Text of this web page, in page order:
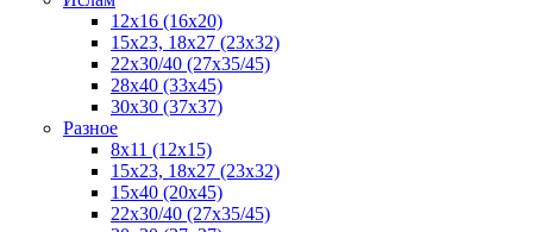
12х16 (16х20)
15x23, 18х27 (23х32)
22х30/40 (27х35/45)
28х40 (33х45)
30x30 (37x37)
Разное
8x11 (12x15)
15x23, 18х27 (23х32)
15x40 (20x45)
22х30/40 (27х35/45)